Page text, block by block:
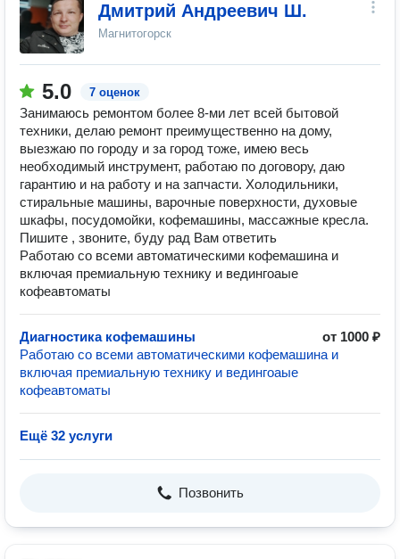
Дмитрий Андреевич Ш.
Магнитогорск
5.0 7 оценок
Занимаюсь ремонтом более 8-ми лет всей бытовой
техники, делаю ремонт преимущественно на дому,
выезжаю по городу и за город тоже, имею весь
необходимый инструмент, работаю по договору, даю
гарантию и на работу и на запчасти. Холодильники,
стиральные машины, варочные поверхности, духовые
шкафы, посудомойки, кофемашины, массажные кресла.
Пишите , звоните, буду рад Вам ответить
Работаю со всеми автоматическими кофемашина и
включая премиальную технику и ведингоаые
кофеавтоматы
Диагностика кофемашины
от 1000 ₽
Работаю со всеми автоматическими кофемашина и
включая премиальную технику и ведингоаые
кофеавтоматы
Ещё 32 услуги
Позвонить